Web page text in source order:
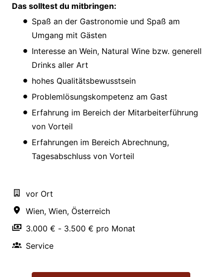
Das solltest du mitbringen:
Spaß an der Gastronomie und Spaß am
Umgang mit Gästen
Interesse an Wein, Natural Wine bzw. generell
Drinks aller Art
hohes Qualitätsbewusstsein
Problemlösungskompetenz am Gast
Erfahrung im Bereich der Mitarbeiterführung
von Vorteil
Erfahrungen im Bereich Abrechnung,
Tagesabschluss von Vorteil
vor Ort
Wien, Wien, Österreich
3.000 € - 3.500 € pro Monat
Service